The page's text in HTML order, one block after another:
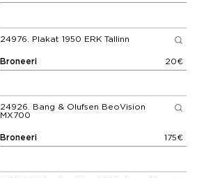
24976. Plakat 1950 ERK Tallinn
Broneeri 20€
24926.
Bang & Olufsen BeoVision
MX700
Broneeri 175€